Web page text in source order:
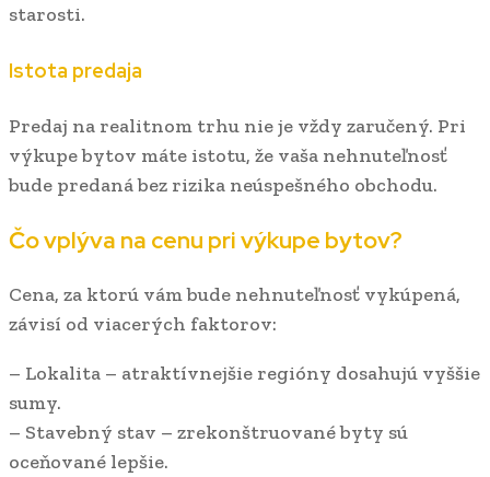
starosti.
Istota predaja
Predaj na realitnom trhu nie je vždy zaručený. Pri
výkupe bytov máte istotu, že vaša nehnuteľnosť
bude predaná bez rizika neúspešného obchodu.
Čo vplýva na cenu pri výkupe bytov?
Cena, za ktorú vám bude nehnuteľnosť vykúpená,
závisí od viacerých faktorov:
– Lokalita – atraktívnejšie regióny dosahujú vyššie
sumy.
– Stavebný stav – zrekonštruované byty sú
oceňované lepšie.